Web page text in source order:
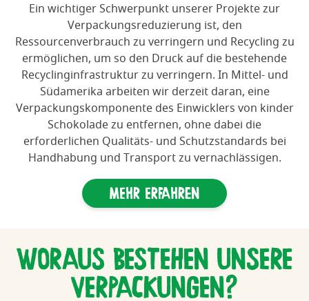
Ein wichtiger Schwerpunkt unserer Projekte zur
Verpackungsreduzierung ist, den
Ressourcenverbrauch zu verringern und Recycling zu
ermöglichen, um so den Druck auf die bestehende
Recyclinginfrastruktur zu verringern. In Mittel- und
Südamerika arbeiten wir derzeit daran, eine
Verpackungskomponente des Einwicklers von kinder
Schokolade zu entfernen, ohne dabei die
erforderlichen Qualitäts- und Schutzstandards bei
Handhabung und Transport zu vernachlässigen.
Mehr Erfahren
WORAUS BESTEHEN UNSERE
VERPACKUNGEN?